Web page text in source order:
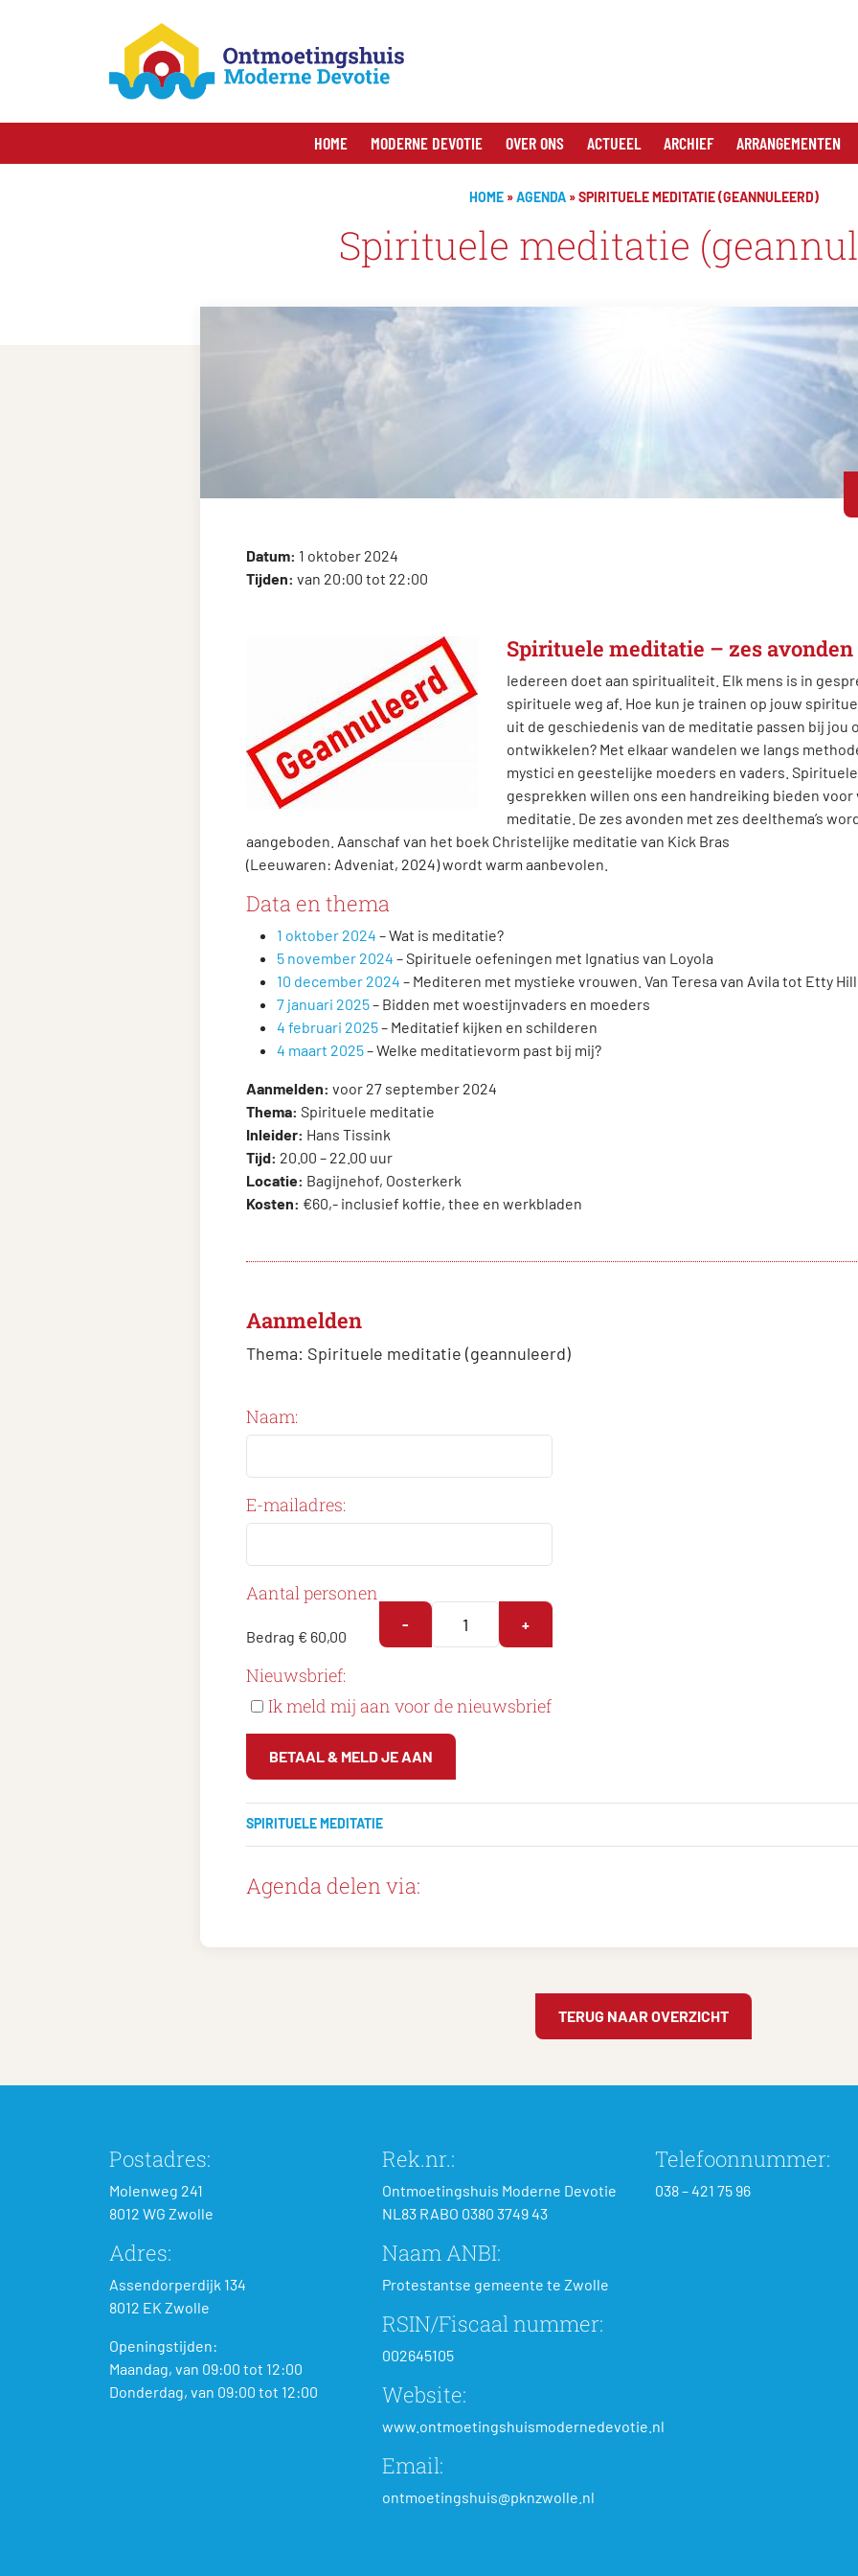
HOME MODERNE DEVOTIE OVER ONS ACTUEEL ARCHIEF ARRANGEMENTEN
HOME»AGENDA»SPIRITUELE MEDITATIE (GEANNULEERD)
Spirituele meditatie
Datum: 1 oktober 2024
Tijden: van 20:00 tot 22:00
Spirituele meditatie – zes avonden
Iedereen doet aan spiritualiteit. Elk mens is in
spirituele weg af. Hoe kun je trainen op jouw
uit de geschiedenis van de meditatie passen bij jou
ontwikkelen? Met elkaar wandelen we langs
mystici en geestelijke moeders en vaders.
gesprekken willen ons een handreiking bieden
meditatie. De zes avonden met zes deelthema’s
aangeboden. Aanschaf van het boek Christelijke meditatie van Kick Bras
(Leeuwaren: Adveniat, 2024) wordt warm aanbevolen.
Data en thema
1 oktober 2024 – Wat is meditatie?
5 november 2024 – Spirituele oefeningen met Ignatius van Loyola
10 december 2024 – Mediteren met mystieke vrouwen. Van Teresa van Avila tot Etty
7 januari 2025– Bidden met woestijnvaders en moeders
4 februari 2025– Meditatief kijken en schilderen
4 maart 2025– Welke meditatievorm past bij mij?
Aanmelden: voor 27 september 2024
Thema: Spirituele meditatie
Inleider: Hans Tissink
Tijd: 20.00 – 22.00 uur
Locatie: Bagijnehof, Oosterkerk
Kosten: €60,- inclusief koffie, thee en werkbladen
Aanmelden
Thema: Spirituele meditatie (geannuleerd)
Naam:
E-mailadres:
Aantal personen
- +
Bedrag € 60,00
Nieuwsbrief:
Ik meld mij aan voor de nieuwsbrief
BETAAL & MELD JE AAN
SPIRITUELE MEDITATIE
Agenda delen via:
TERUG NAAR OVERZICHT
Postadres:
Molenweg 241
8012 WG Zwolle
Adres:
Assendorperdijk 134
8012 EK Zwolle
Openingstijden:
Maandag, van 09:00 tot 12:00
Donderdag, van 09:00 tot 12:00
Rek.nr.:
Ontmoetingshuis Moderne Devotie
NL83 RABO 0380 3749 43
Naam ANBI:
Protestantse gemeente te Zwolle
RSIN/Fiscaal nummer:
002645105
Website:
www.ontmoetingshuismodernedevotie.nl
Email:
ontmoetingshuis@pknzwolle.nl
Telefoonnummer:
038 – 421 75 96